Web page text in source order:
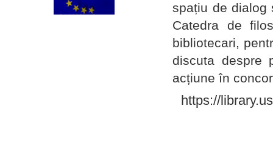
spațiu de dialog
Catedra de
bibliotecari,
discuta despre
acțiune în
https://